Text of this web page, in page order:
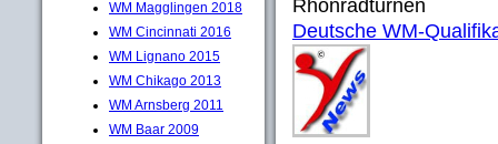
WM Magglingen 2018
WM Cincinnati 2016
WM Lignano 2015
WM Chikago 2013
WM Arnsberg 2011
WM Baar 2009
Rhönradturnen
Deutsche WM-